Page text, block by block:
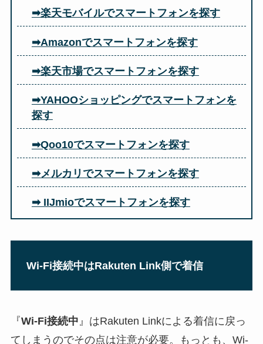
➡楽天モバイルでスマートフォンを探す
➡Amazonでスマートフォンを探す
➡楽天市場でスマートフォンを探す
➡YAHOOショッピングでスマートフォンを
探す
➡Qoo10でスマートフォンを探す
➡メルカリでスマートフォンを探す
➡ IIJmioでスマートフォンを探す
Wi-Fi接続中はRakuten Link側で着信
『Wi-Fi接続中』はRakuten Linkによる着信に戻っ
てしまうのでその点は注意が必要。もっとも、Wi-